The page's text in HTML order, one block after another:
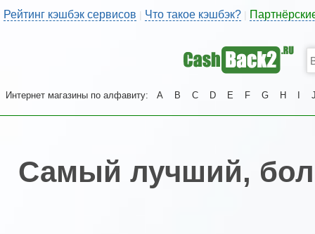
Рейтинг кэшбэк сервисов | Что такое кэшбэк?
Интернет магазины по алфавиту: A B C D E F G H
Самый лучший,